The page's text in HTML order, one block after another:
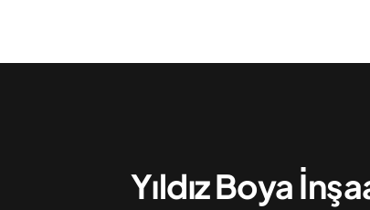
Yıldız Boya